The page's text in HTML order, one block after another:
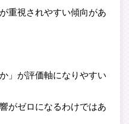
重視されやすい傾向があ
」が評価軸になりやすい
がゼロになるわけではあ